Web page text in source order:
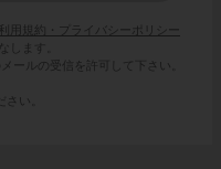
利用規約・プライバシーポリシー
します。
ールの受信を許可して下さい。
さい。